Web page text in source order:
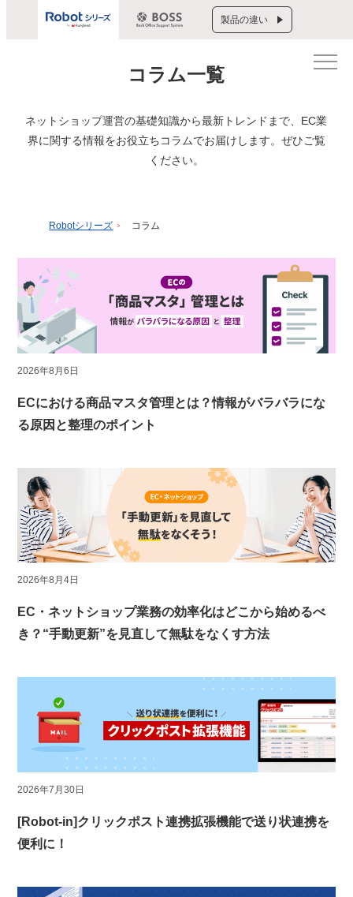
製品の違い
コラム一覧
ネットショップ運営の基礎知識から最新トレンドまで、 EC業
界に関する情報をお役立ちコラムでお届けします。ぜひご覧
ください。
Robotシリーズ コラム
2026年8月6日
ECにおける商品マスタ管理とは？情報がバラバラにな
る原因と整理のポイント
2026年8月4日
EC・ネットショップ業務の効率化はどこから始めるべ
き？“手動更新”を見直して無駄をなくす方法
2026年7月30日
[Robot-in]クリックポスト連携拡張機能で送り状連携を
便利に！